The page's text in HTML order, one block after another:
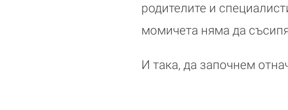
родителите и
момичета няма да
И така, да започнем